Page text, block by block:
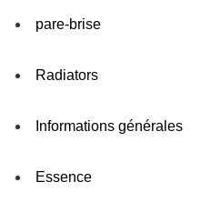
pare-brise
Radiators
Informations générales
Essence